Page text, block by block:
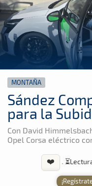
MONTAÑA
Sández
para la
Con David
Opel Corsa eléctrico
❤️ · ⏳